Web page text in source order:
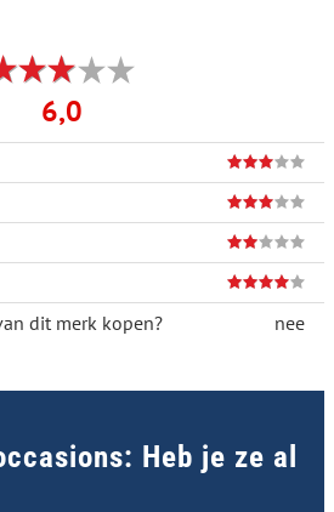
6,0
dit merk kopen?
nee
Heb je ze al